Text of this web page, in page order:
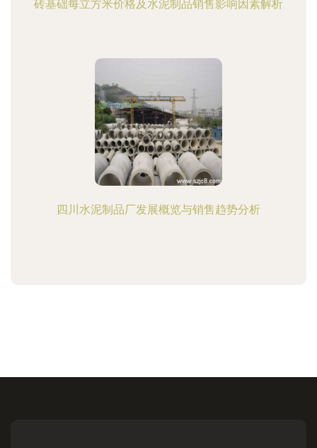
砖基础每立方米价格及水泥制品销售影响因素解析
四川水泥制品厂发展概览与销售趋势分析